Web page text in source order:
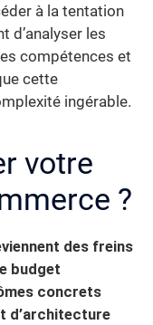
à la tentation
d’analyser les
compétences et
cette
ingérable.
votre
?
des freins
budget
concrets
d’architecture